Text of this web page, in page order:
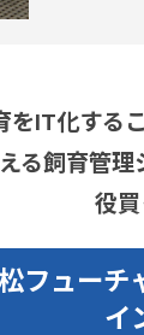
をIT化する
る飼育管
役買
フュー
イ